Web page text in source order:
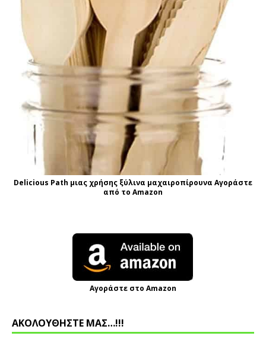
Delicious Path μιας χρήσης ξύλινα μαχαιροπίρουνα Αγοράστε
από το Amazon
Αγοράστε στο Amazon
ΑΚΟΛΟΥΘΗΣΤΕ ΜΑΣ…!!!